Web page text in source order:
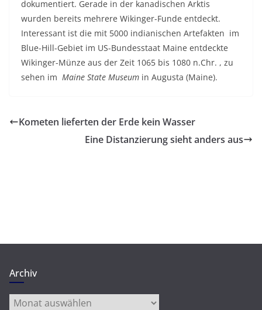
dokumentiert. Gerade in der kanadischen Arktis
wurden bereits mehrere Wikinger-Funde entdeckt.
Interessant ist die mit 5000 indianischen Artefakten im
Blue-Hill-Gebiet im US-Bundesstaat Maine entdeckte
Wikinger-Münze aus der Zeit 1065 bis 1080 n.Chr. , zu
sehen im Maine State Museum in Augusta (Maine).
Kometen lieferten der Erde kein Wasser
Eine Distanzierung sieht anders aus
Archiv
Archiv